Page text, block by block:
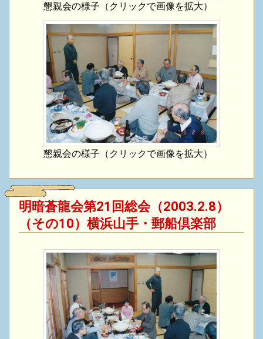
懇親会の様子（クリックで画像を拡大）
懇親会の様子（クリックで画像を拡大）
明暗蒼龍会第21回総会（2003.2.8）
（その10）横浜山手・郵船倶楽部